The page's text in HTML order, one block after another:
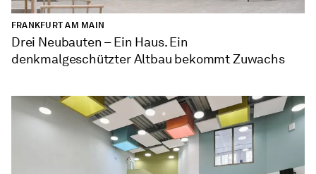
FRANKFURT AM MAIN
Drei Neubauten – Ein Haus. Ein
denkmalgeschützter Altbau bekommt Zuwachs